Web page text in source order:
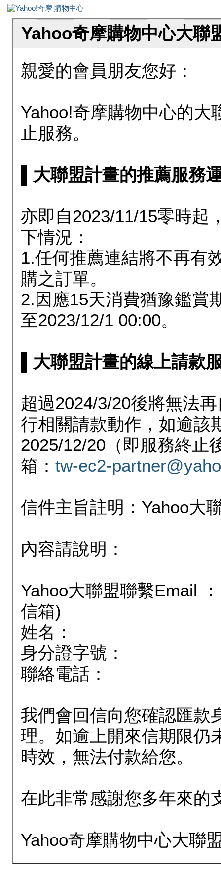
Yahoo奇摩購物中心大聯
親愛的會員朋友您好：
Yahoo!奇摩購物中心的大
止服務。
▌大聯盟計畫的推薦服務
亦即自2023/11/15零時起
下情況：
1.任何推薦連結將不再有
購之訂單。
2.因應15天消費猶豫鑑賞
至2023/12/1 00:00。
▌大聯盟計畫的線上請款
超過2024/3/20後將無法
行相關請款動作，如逾該
2025/12/20（即服務終止
箱： tw-ec2-
信件主旨註明：Yahoo大
內容請說明：
Yahoo大聯盟聯繫Email
信箱)
姓名：
身分證字號：
聯絡電話：
我們會回信向您確認匯款
理。如逾上開來信期限仍
時效，無法付款給您。
在此非常感謝您多年來的
Yahoo奇摩購物中心大